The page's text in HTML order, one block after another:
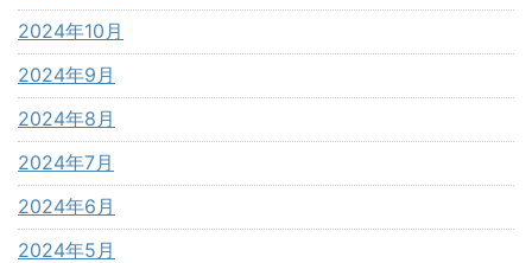
2024年10月
2024年9月
2024年8月
2024年7月
2024年6月
2024年5月